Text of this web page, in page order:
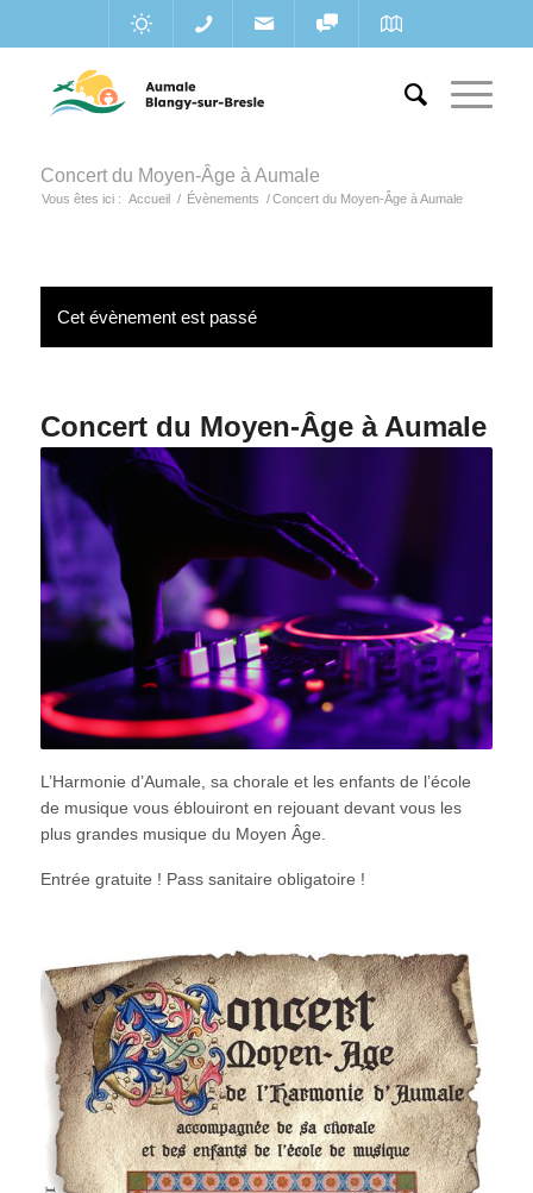
Concert du Moyen-Âge à Aumale
Vous êtes ici : Accueil / Évènements / Concert du Moyen-Âge à Aumale
Cet évènement est passé
Concert du Moyen-Âge à Aumale
L’Harmonie d’Aumale, sa chorale et les enfants de l’école
de musique vous éblouiront en rejouant devant vous les
plus grandes musique du Moyen Âge.
Entrée gratuite ! Pass sanitaire obligatoire !